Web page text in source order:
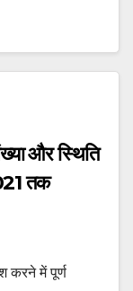
और स्थिति
तक
करने में पूर्ण